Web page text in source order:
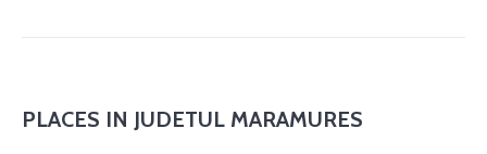
PLACES IN JUDETUL MARAMURES